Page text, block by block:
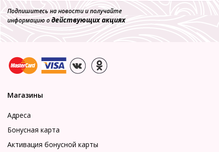
Подпишитесь на новости и получайте
информацию одействующих акциях
Магазины
Адреса
Бонусная карта
Активация бонусной карты